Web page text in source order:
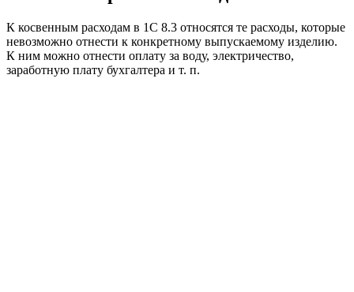
К косвенным расходам в 1С 8.3 относятся те расходы, которые
невозможно отнести к конкретному выпускаемому изделию.
К ним можно отнести оплату за воду, электричество,
заработную плату бухгалтера и т. п.